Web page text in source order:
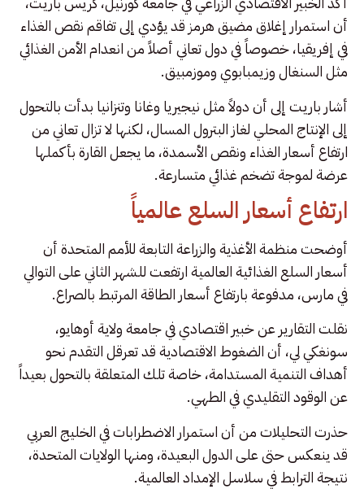
أن استمرار إغلاق مضيق هرمز قد يؤدي إلى تفاقم نقص الغذاء
في إفريقيا، خصوصاً في دول تعاني أصلاً من انعدام الأمن الغذائي
مثل السنغال وزيمبابوي وموزمبيق.
أشار باريت إلى أن دولاً مثل نيجيريا وغانا وتنزانيا بدأت بالتحول
إلى الإنتاج المحلي لغاز البترول المسال، لكنها لا تزال تعاني من
ارتفاع أسعار الغذاء ونقص الأسمدة، ما يجعل القارة بأكملها
عرضة لموجة تضخم غذائي متسارعة.
ارتفاع أسعار السلع عالمياً
أوضحت منظمة الأغذية والزراعة التابعة للأمم المتحدة أن
أسعار السلع الغذائية العالمية ارتفعت للشهر الثاني على التوالي
في مارس، مدفوعة بارتفاع أسعار الطاقة المرتبط بالصراع.
نقلت التقارير عن خبير اقتصادي في جامعة ولاية أوهايو،
سونغكي لي، أن الضغوط الاقتصادية قد تعرقل التقدم نحو
أهداف التنمية المستدامة، خاصة تلك المتعلقة بالتحول بعيداً
عن الوقود التقليدي في الطهي.
حذرت التحليلات من أن استمرار الاضطرابات في الخليج العربي
قد ينعكس حتى على الدول البعيدة، ومنها الولايات المتحدة،
نتيجة الترابط في سلاسل الإمداد العالمية.